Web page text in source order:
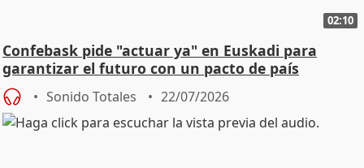
02:10
Confebask pide "actuar ya" en Euskadi para
garantizar el futuro con un pacto de país
Sonido Totales 22/07/2026